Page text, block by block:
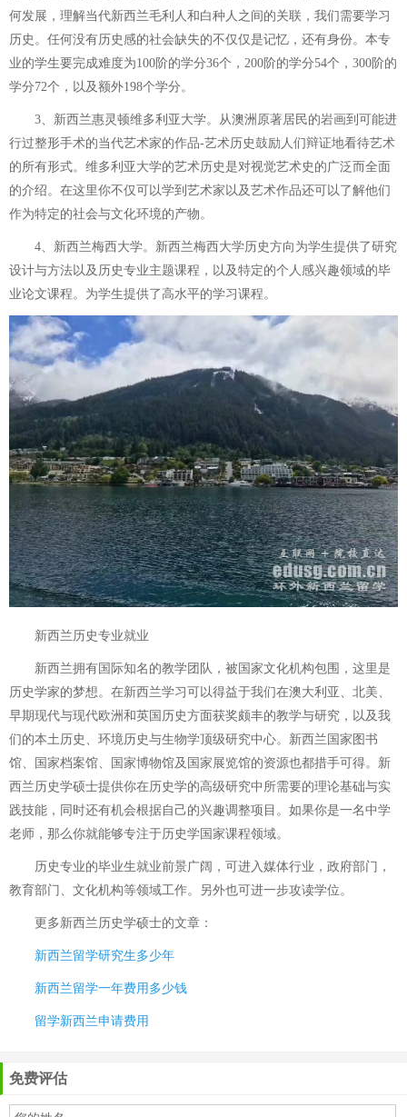
何发展，理解当代新西兰毛利人和白种人之间的关联，我们需要学习
历史。任何没有历史感的社会缺失的不仅仅是记忆，还有身份。本专
业的学生要完成难度为100阶的学分36个，200阶的学分54个，300阶的
学分72个，以及额外198个学分。
3、新西兰惠灵顿维多利亚大学。从澳洲原著居民的岩画到可能进
行过整形手术的当代艺术家的作品-艺术历史鼓励人们辩证地看待艺术
的所有形式。维多利亚大学的艺术历史是对视觉艺术史的广泛而全面
的介绍。在这里你不仅可以学到艺术家以及艺术作品还可以了解他们
作为特定的社会与文化环境的产物。
4、新西兰梅西大学。新西兰梅西大学历史方向为学生提供了研究
设计与方法以及历史专业主题课程，以及特定的个人感兴趣领域的毕
业论文课程。为学生提供了高水平的学习课程。
新西兰历史专业就业
新西兰拥有国际知名的教学团队，被国家文化机构包围，这里是
历史学家的梦想。在新西兰学习可以得益于我们在澳大利亚、北美、
早期现代与现代欧洲和英国历史方面获奖颇丰的教学与研究，以及我
们的本土历史、环境历史与生物学顶级研究中心。新西兰国家图书
馆、国家档案馆、国家博物馆及国家展览馆的资源也都措手可得。新
西兰历史学硕士提供你在历史学的高级研究中所需要的理论基础与实
践技能，同时还有机会根据自己的兴趣调整项目。如果你是一名中学
老师，那么你就能够专注于历史学国家课程领域。
历史专业的毕业生就业前景广阔，可进入媒体行业，政府部门，
教育部门、文化机构等领域工作。另外也可进一步攻读学位。
更多新西兰历史学硕士的文章：
新西兰留学研究生多少年
新西兰留学一年费用多少钱
留学新西兰申请费用
免费评估